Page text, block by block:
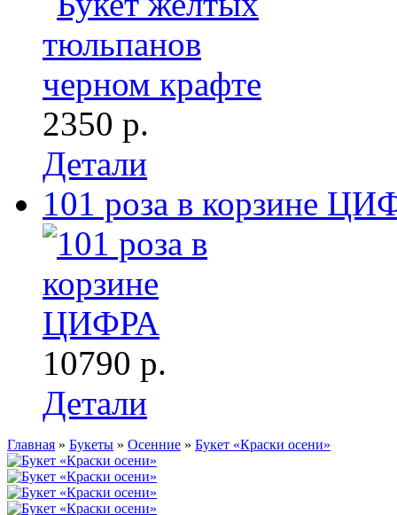
2350 р.
Детали
101 роза в корзине
10790 р.
Детали
Главная » Букеты » Осенние » Букет «Краски осени»